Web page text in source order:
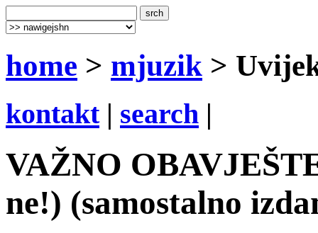
home > mjuzik >
kontakt| search |
VAŽNO
ne!) (samostalno